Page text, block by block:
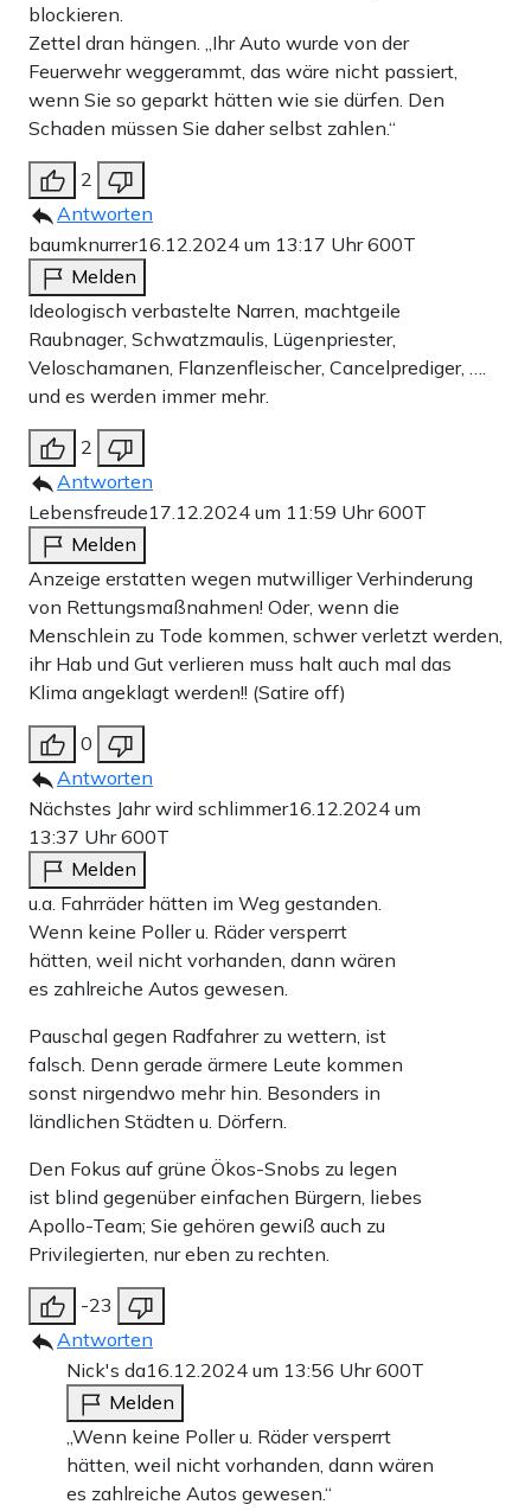
blockieren.
Zettel dran hängen. „Ihr Auto wurde von der
Feuerwehr weggerammt, das wäre nicht passiert,
wenn Sie so geparkt hätten wie sie dürfen. Den
Schaden müssen Sie daher selbst zahlen.“
2
Antworten
baumknurrer16.12.2024 um 13:17 Uhr600T
Melden
Ideologisch verbastelte Narren, machtgeile
Raubnager, Schwatzmaulis, Lügenpriester,
Veloschamanen, Flanzenfleischer, Cancelprediger, ….
und es werden immer mehr.
2
Antworten
Lebensfreude17.12.2024 um 11:59 Uhr600T
Melden
Anzeige erstatten wegen mutwilliger Verhinderung
von Rettungsmaßnahmen! Oder, wenn die
Menschlein zu Tode kommen, schwer verletzt werden,
ihr Hab und Gut verlieren muss halt auch mal das
Klima angeklagt werden!! (Satire off)
0
Antworten
Nächstes Jahr wird schlimmer16.12.2024 um
13:37 Uhr600T
Melden
u.a. Fahrräder hätten im Weg gestanden.
Wenn keine Poller u. Räder versperrt
hätten, weil nicht vorhanden, dann wären
es zahlreiche Autos gewesen.
Pauschal gegen Radfahrer zu wettern, ist
falsch. Denn gerade ärmere Leute kommen
sonst nirgendwo mehr hin. Besonders in
ländlichen Städten u. Dörfern.
Den Fokus auf grüne Ökos-Snobs zu legen
ist blind gegenüber einfachen Bürgern, liebes
Apollo-Team; Sie gehören gewiß auch zu
Privilegierten, nur eben zu rechten.
-23
Antworten
Nick's da16.12.2024 um 13:56 Uhr600T
Melden
„Wenn keine Poller u. Räder versperrt
hätten, weil nicht vorhanden, dann wären
es zahlreiche Autos gewesen.“